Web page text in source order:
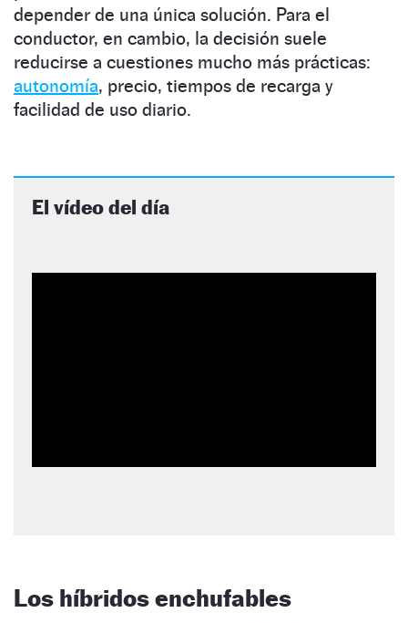
depender de una única solución. Para el
conductor, en cambio, la decisión suele
reducirse a cuestiones mucho más prácticas:
autonomía, precio, tiempos de recarga y
facilidad de uso diario.
El vídeo del día
Los híbridos enchufables